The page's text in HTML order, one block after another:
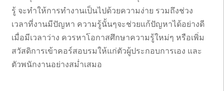
รู้ จะทำให้การทำงานเป็นไปด้วยความง่าย รวมถึงช่วง
เวลาที่งานมีปัญหา ความรู้นั้นๆจะช่วยแก้ปัญหาได้อย่างดี
เมื่อมีเวลาว่าง ควรหาโอกาสศึกษาความรู้ใหม่ๆ หรือเพิ่ม
สวัสดิการเข้าคอร์สอบรมให้แก่ตัวผู้ประกอบการเอง และ
ตัวพนักงานอย่างสม่ำเสมอ